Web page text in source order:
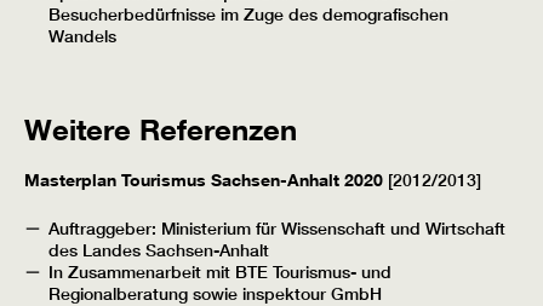
Besucherbedürfnisse im Zuge des demografischen
Wandels
Weitere Referenzen
Masterplan Tourismus Sachsen-Anhalt 2020 [2012/2013]
Auftraggeber: Ministerium für Wissenschaft und Wirtschaft
des Landes Sachsen-Anhalt
In Zusammenarbeit mit BTE Tourismus- und
Regionalberatung sowie inspektour GmbH